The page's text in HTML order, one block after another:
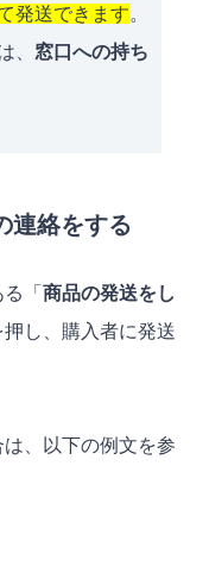
発送できます。
、 窓口への持ち
連絡をする
「 商品の発送をし
押し、購入者に発送
、以下の例文を参